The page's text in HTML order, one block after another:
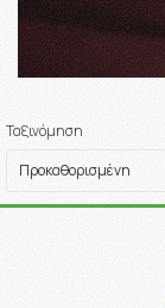
Ταξινόμηση